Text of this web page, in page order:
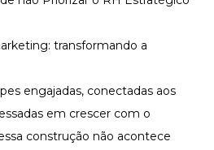
transformando a
engajadas, conectadas aos
em crescer com o
construção não acontece